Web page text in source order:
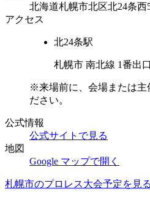
北海道札幌市北区北24条西
アクセス
北24条駅
札幌市 南北線 1番出
※来場前に、会場または主
ださい。
公式情報
公式サイトで見る
地図
Google マップで開く
札幌市のプロレス大会予定を見る